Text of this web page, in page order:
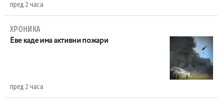
пред 2 часа
ХРОНИКА
Eве каде има активни пожари
пред 2 часа